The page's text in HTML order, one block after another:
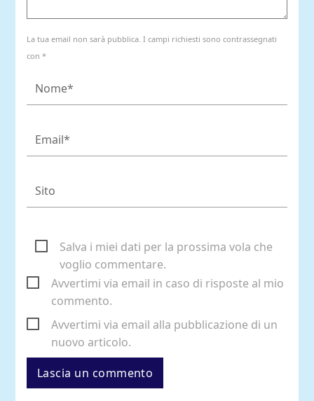
La tua email non sarà pubblica. I campi richiesti sono contrassegnati
con *
Salva i miei dati per la prossima vola che
voglio commentare.
Avvertimi via email in caso di risposte al mio
commento.
Avvertimi via email alla pubblicazione di un
nuovo articolo.